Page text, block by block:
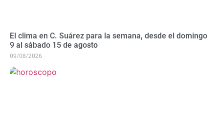
El clima en C. Suárez para la semana, desde el domingo
9 al sábado 15 de agosto
09/08/2026